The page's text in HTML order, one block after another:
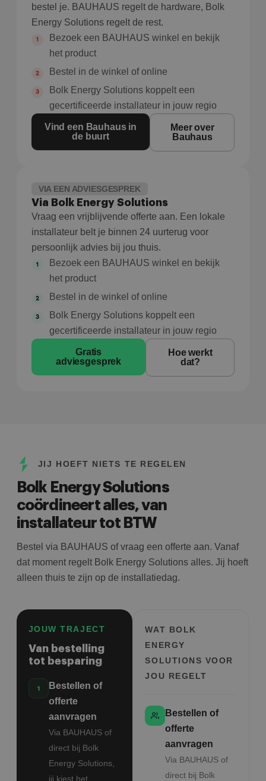
bestel je. BAUHAUS regelt de hardware, Bolk
Energy Solutions regelt de rest.
Bezoek een BAUHAUS winkel en bekijk
het product
Bestel in de winkel of online
Bolk Energy Solutions koppelt een
gecertificeerde installateur in jouw regio
Vind een Bauhaus in
de buurt
Meer over
Bauhaus
VIA EEN ADVIESGESPREK
Via Bolk Energy Solutions
Vraag een vrijblijvende offerte aan. Een lokale
installateur belt je binnen 24 uurterug voor
persoonlijk advies bij jou thuis.
Bezoek een BAUHAUS winkel en bekijk
het product
Bestel in de winkel of online
Bolk Energy Solutions koppelt een
gecertificeerde installateur in jouw regio
Gratis
adviesgesprek
Hoe werkt
dat?
JIJ HOEFT NIETS TE REGELEN
Bolk Energy Solutions
coördineert alles, van
installateur tot BTW
Bestel via BAUHAUS of vraag een offerte aan. Vanaf
dat moment regelt Bolk Energy Solutions alles. Jij hoeft
alleen thuis te zijn op de installatiedag.
JOUW TRAJECT
Van bestelling
tot besparing
Bestellen of
offerte
aanvragen
Via BAUHAUS of
direct bij Bolk
Energy Solutions,
jij kiest het
WAT BOLK
ENERGY
SOLUTIONS VOOR
JOU REGELT
Bestellen of
offerte
aanvragen
Via BAUHAUS of
direct bij Bolk